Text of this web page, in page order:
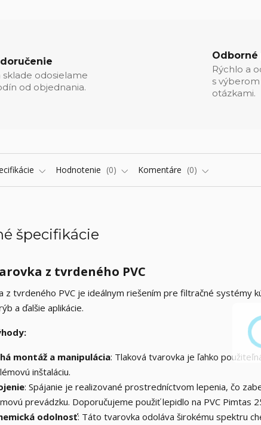
sklade odosielame
od objednania.
Rýchlo a
s
otázkami.
Hodnotenie 0 Komentáre 0
špecifikácie
z tvrdeného PVC
z tvrdeného PVC je ideálnym riešením pre filtračné systémy
a ďalšie aplikácie.
montáž a manipulácia: Tlaková tvarovka je ľahko
inštaláciu.
: Spájanie je realizované prostredníctvom lepenia, čo
prevádzku. Doporučujeme použiť lepidlo na PVC Pimtas
odolnosť: Táto tvarovka odoláva širokému spektru